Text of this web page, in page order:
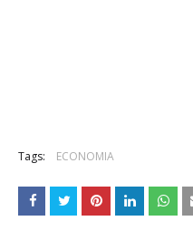
Tags: ECONOMIA